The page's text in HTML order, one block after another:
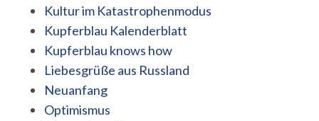
Kultur im Katastrophenmodus
Kupferblau Kalenderblatt
Kupferblau knows how
Liebesgrüße aus Russland
Neuanfang
Optimismus